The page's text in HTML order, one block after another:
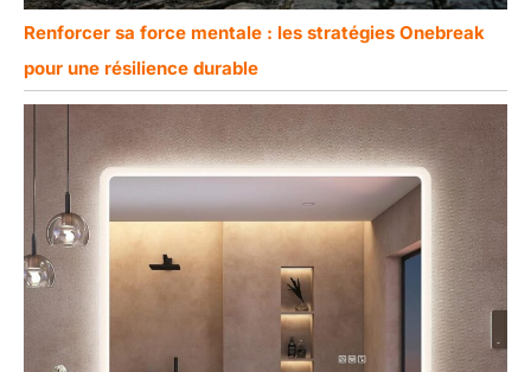
Renforcer sa force mentale : les stratégies Onebreak
pour une résilience durable